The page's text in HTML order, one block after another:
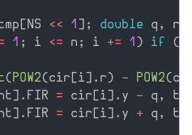
NS << 1 ; double q ,
1 ; i <= n ; i += 1 ) if (
( POW2( cir i . r ) - POW2(
. FIR = cir i . y - q ,
. FIR = cir i . y + q ,